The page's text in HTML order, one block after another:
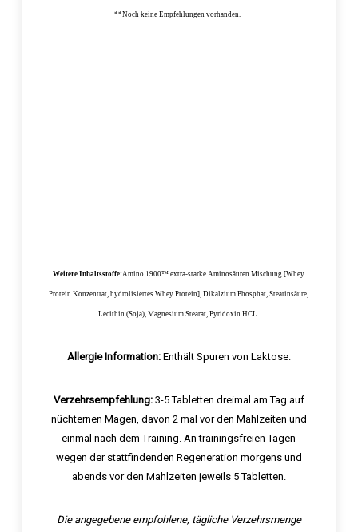
**Noch keine Empfehlungen vorhanden.
Weitere Inhaltsstoffe:Amino 1900™ extra-starke Aminosäuren Mischung [Whey
Protein Konzentrat, hydrolisiertes Whey Protein], Dikalzium Phosphat, Stearinsäure,
Lecithin (Soja), Magnesium Stearat, Pyridoxin HCL.
Allergie Information:Enthält Spuren von Laktose.
Verzehrsempfehlung:3-5 Tabletten dreimal am Tag auf
nüchternen Magen, davon 2 mal vor den Mahlzeiten und
einmal nach dem Training. An trainingsfreien Tagen
wegen der stattfindenden Regeneration morgens und
abends vor den Mahlzeiten jeweils 5 Tabletten.
Die angegebene empfohlene, tägliche Verzehrsmenge